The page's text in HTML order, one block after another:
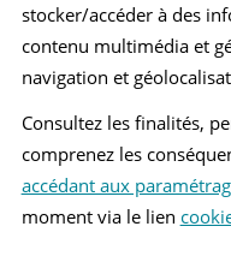
Vous
Obtenez
stocker/accéder à des
contenu multimédia et
navigation et
Consultez les finalités,
comprenez les
accédant aux
moment via le lien